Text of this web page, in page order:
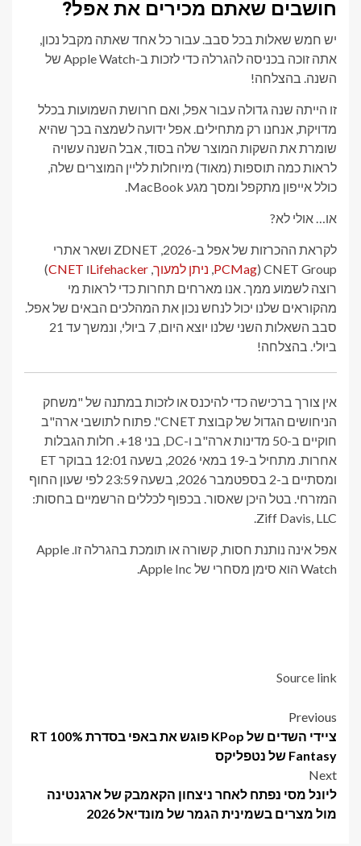
חושבים שאתם מכירים את אפל?
יש חמש שאלות בכל סבב. עבור כל אחד שאתה מקבל נכון,
אתה זוכה בכניסה להגרלה כדי לזכות ב-Apple Watch של
השנה. בהצלחה!
זו הייתה שנה גדולה עבור אפל, ואם חרושת השמועות בכלל
מדויקת, אנחנו רק מתחילים. אפל ידועה לשמצה בכך שהיא
שומרת את השקות המוצר שלה בסוד, אבל השנה עשויה
לראות כמה תוספות (מאוד) מיוחלות לליין המוצרים שלה,
כולל אייפון מתקפל ומסך מגע MacBook.
או… אולי לא?
לקראת ההכרזות של אפל ב-2026, ZDNET ושאר אתרי
CNET Group (
PCMag
, ניתן למעוך,
Lifehackerו CNET
)
רוצה לשמוע ממך. אנו מארחים תחרות כדי לראות מי
מהקוראים שלנו יכול לנחש נכון את המהלכים הבאים של אפל.
סבב השאלות השני שלנו יוצא היום, 7 ביולי, ונמשך עד 21
ביולי. בהצלחה!
אין צורך ברכישה כדי להיכנס או לזכות במתנה של "משחק
הניחושים הגדול של קבוצת CNET". פתוח לתושבי ארה"ב
חוקיים ב-50 מדינות ארה"ב ו-DC, בני 18+. חלות הגבלות
אחרות. מתחיל ב-19 במאי 2026, בשעה 12:01 בבוקר ET
ומסתיים ב-2 בספטמבר 2026, בשעה 23:59 לפי שעון החוף
המזרחי. בטל היכן שאסור. בכפוף לכללים הרשמיים בחסות:
Ziff Davis, LLC.
אפל אינה נותנת חסות, קשורה או תומכת בהגרלה זו. Apple
Watch הוא סימן מסחרי של Apple Inc.
Source link
Post
navigation
Previous
ציידי השדים של KPop פוגש את באפי בסדרת 100% RT
Fantasy של נטפליקס
Next
ליונל מסי נפתח לאחר ניצחון הקאמבק של ארגנטינה
מול מצרים בשמינית הגמר של מונדיאל 2026